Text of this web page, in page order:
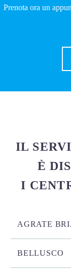
Prenota ora un
IL
È
I
AGRATE
BELLUSCO